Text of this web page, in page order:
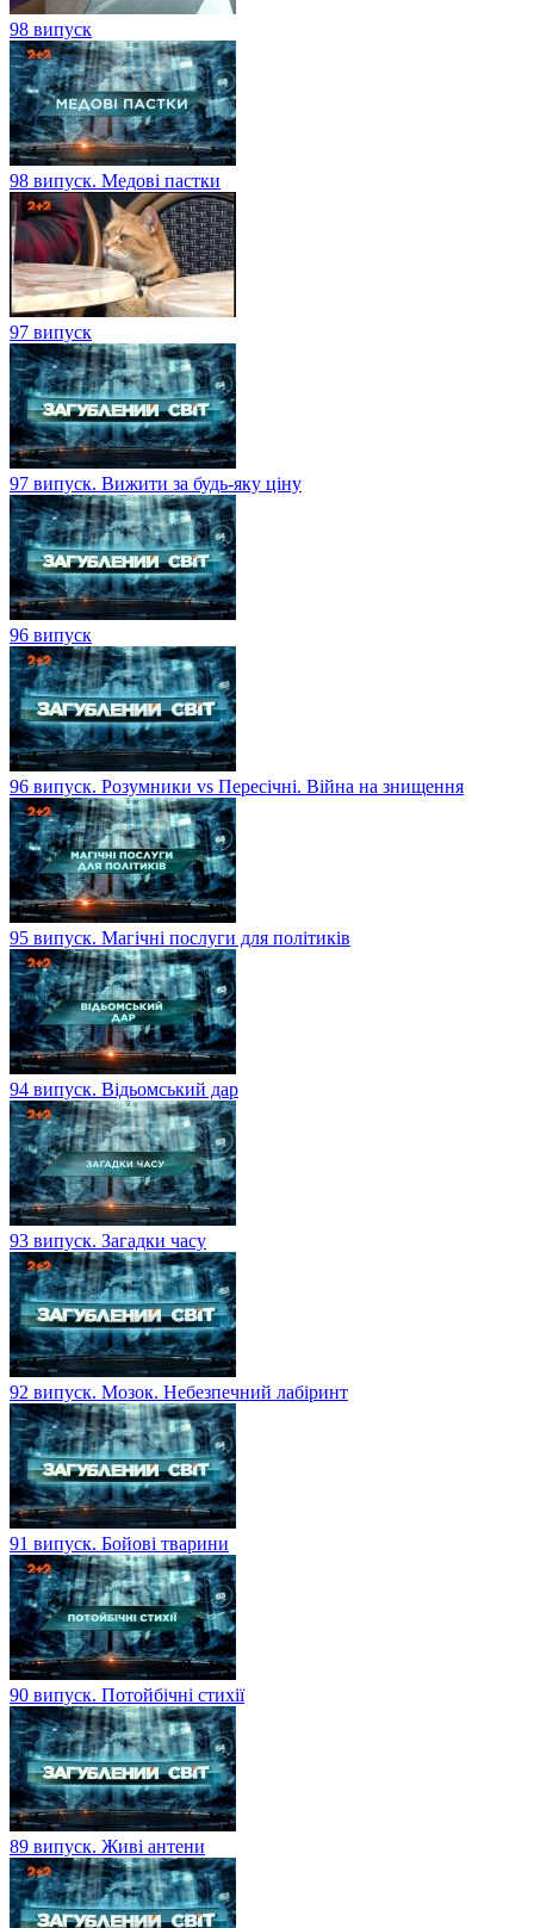
98 випуск
98 випуск. Медові пастки
97 випуск
97 випуск. Вижити за будь-яку ціну
96 випуск
96 випуск. Розумники vs Пересічні. Війна на знищення
95 випуск. Магічні послуги для політиків
94 випуск. Відьомський дар
93 випуск. Загадки часу
92 випуск. Мозок. Небезпечний лабіринт
91 випуск. Бойові тварини
90 випуск. Потойбічні стихії
89 випуск. Живі антени